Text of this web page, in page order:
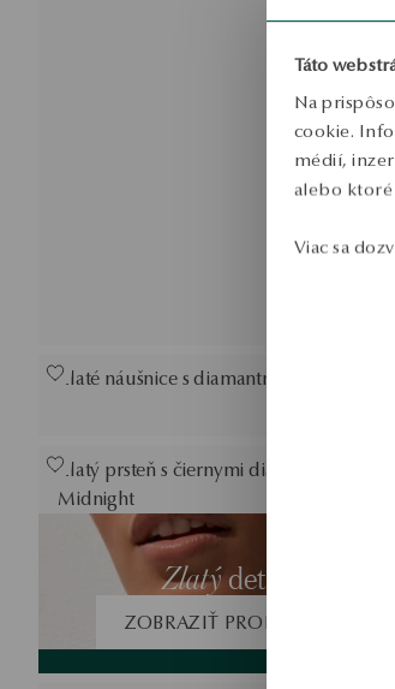
Táto
Na
cookie.
médií,
alebo ktoré
Viac sa
Zlaté náušnice s diamantmi
Zlatý prsteň s čiernymi diamantmi -
Midnight
Zlatýdetail
ZOBRAZIŤ PRODUKTY